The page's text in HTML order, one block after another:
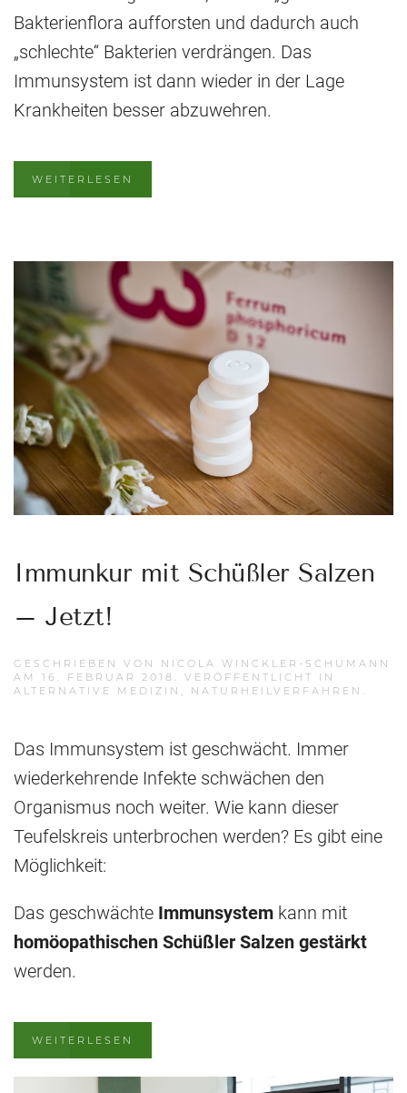
Bakterienflora aufforsten und dadurch auch
„schlechte“ Bakterien verdrängen. Das
Immunsystem ist dann wieder in der Lage
Krankheiten besser abzuwehren.
WEITERLESEN
Immunkur mit Schüßler Salzen
– Jetzt!
GESCHRIEBEN VON NICOLA WINCKLER-SCHUMANN
AM 16. FEBRUAR 2018
. VERÖFFENTLICHT IN
ALTERNATIVE MEDIZIN
NATURHEILVERFAHREN
Das Immunsystem ist geschwächt. Immer
wiederkehrende Infekte schwächen den
Organismus noch weiter. Wie kann dieser
Teufelskreis unterbrochen werden? Es gibt eine
Möglichkeit:
Das geschwächte Immunsystem kann mit
homöopathischen Schüßler Salzen gestärkt
werden.
WEITERLESEN